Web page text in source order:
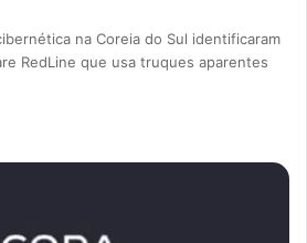
na Coreia do Sul identificaram
RedLine que usa truques aparentes